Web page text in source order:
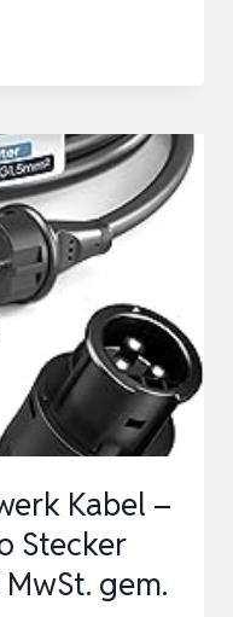
Kabel –
Stecker
gem.